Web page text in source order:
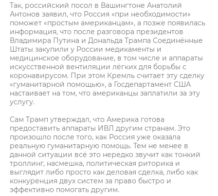
Так, российский посол в Вашингтоне Анатолий
Антонов заявил, что Россия «при необходимости»
поможет «простым американцам», а позже появилась
информация, что после разговора президентов
Владимира Путина и Дональда Трампа Соединённые
Штаты закупили у России медикаменты и
медицинское оборудование, в том числе и аппараты
искусственной вентиляции лёгких для борьбы с
коронавирусом. При этом Кремль считает эту сделку
«гуманитарной помощью», а Госдепартамент США
настаивает на том, что американцы заплатили за эту
услугу.
Сам Трамп утверждал, что Америка готова
предоставить аппараты ИВЛ другим странам. Это
произошло после того, как Россия уже оказала
реальную гуманитарную помощь. Тем не менее в
данной ситуации всё это нередко звучит как тонкий
троллинг, насмешка, политическая риторика и
выглядит либо просто как деловая сделка, либо как
конкуренция двух систем за право быстро и
эффективно помогать другим.